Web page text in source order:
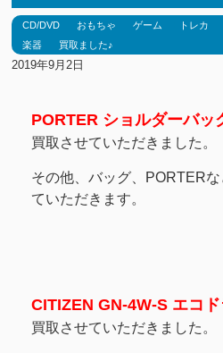
CD/DVD おもちゃ ゲーム トレカ
楽器
買取ました♪
2019年9月2日
PORTER ショルダーバッ
買取させていただきました。
その他、バッグ、PORTER
ていただきます。
CITIZEN GN-4W-S エコ
買取させていただきました。